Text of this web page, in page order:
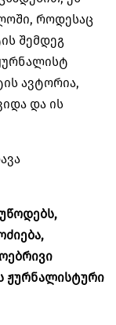
როდესაც
შემდეგ
ავტორია,
და ის
ჟურნალისტური